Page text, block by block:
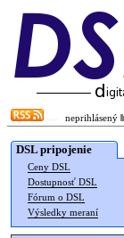
neprihlásený
DSL pripojenie
Ceny DSL
Dostupnosť DSL
Fórum o DSL
Výsledky meraní